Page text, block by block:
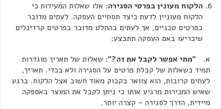
הלקוח מעונין בפרטי הסגירה: אלו שאלות המעידות כי
הלקוח מעוניין לדעת כיצד תסתיים העסקה. לעתים מדובר
בפרטים טכניים, אך לעתים בהחלט מדובר בפרטים קרדינלים
שיכריעו באם העסקה תתבצע:
א."מתי אפשר לקבל את זה?": שאלות של תאריך מוגדרות
תמיד כשאלות של קבלת פרטים על הסגירה ולא בכדי. תאריך,
לעתים קרובות, הוא צוואר בקבוק מאוד חשוב אצל הלקוח. ברגע
שאיש המכירות מרגיע אותו כי ניתן לקבל את המוצר באספקה
מיידית, הדרך לסגירה – קצרה יותר.